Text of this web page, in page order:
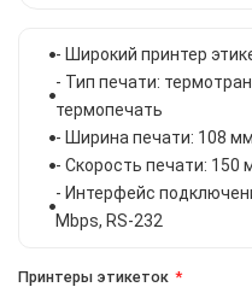
- Широкий принтер
- Тип печати:
термопечать
- Ширина печати: 108 мм
- Скорость печати: 150
- Интерфейс
Mbps, RS-232
Принтеры этикеток